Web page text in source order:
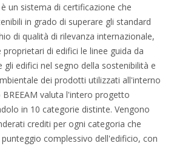
un sistema di certificazione che
in grado di superare gli standard
di qualità di rilevanza internazionale,
di edifici le linee guida da
gli edifici nel segno della sostenibilità e
dei prodotti utilizzati all'interno
valuta l'intero progetto
in 10 categorie distinte. Vengono
crediti per ogni categoria che
complessivo dell'edificio, con